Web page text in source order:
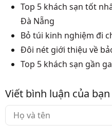
Top 5 khách sạn tốt
Đà Nẵng
Bỏ túi kinh nghiệm đi
Đôi nét giới thiệu về
Top 5 khách sạn gần
Viết bình luận của bạn